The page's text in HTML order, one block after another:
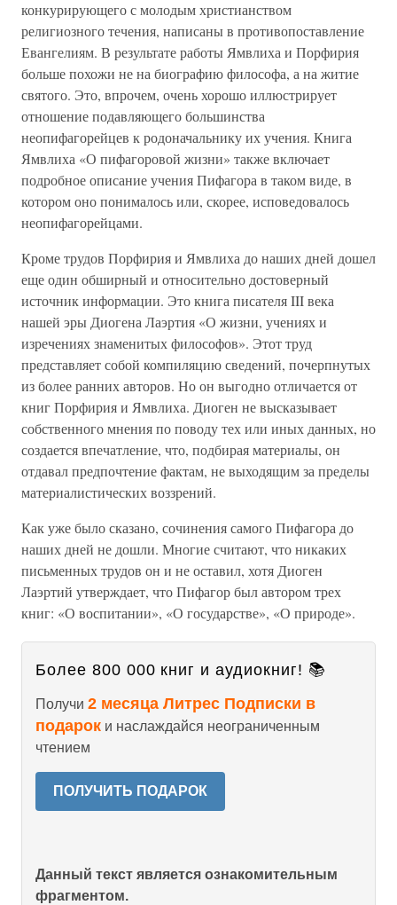
конкурирующего с молодым христианством
религиозного течения, написаны в противопоставление
Евангелиям. В результате работы Ямвлиха и Порфирия
больше похожи не на биографию философа, а на житие
святого. Это, впрочем, очень хорошо иллюстрирует
отношение подавляющего большинства
неопифагорейцев к родоначальнику их учения. Книга
Ямвлиха «О пифагоровой жизни» также включает
подробное описание учения Пифагора в таком виде, в
котором оно понималось или, скорее, исповедовалось
неопифагорейцами.
Кроме трудов Порфирия и Ямвлиха до наших дней дошел
еще один обширный и относительно достоверный
источник информации. Это книга писателя III века
нашей эры Диогена Лаэртия «О жизни, учениях и
изречениях знаменитых философов». Этот труд
представляет собой компиляцию сведений, почерпнутых
из более ранних авторов. Но он выгодно отличается от
книг Порфирия и Ямвлиха. Диоген не высказывает
собственного мнения по поводу тех или иных данных, но
создается впечатление, что, подбирая материалы, он
отдавал предпочтение фактам, не выходящим за пределы
материалистических воззрений.
Как уже было сказано, сочинения самого Пифагора до
наших дней не дошли. Многие считают, что никаких
письменных трудов он и не оставил, хотя Диоген
Лаэртий утверждает, что Пифагор был автором трех
книг: «О воспитании», «О государстве», «О природе».
Более 800 000 книг и аудиокниг! 📚
Получи 2 месяца Литрес Подписки в
подарок и наслаждайся неограниченным
чтением
ПОЛУЧИТЬ ПОДАРОК
Данный текст является ознакомительным
фрагментом.